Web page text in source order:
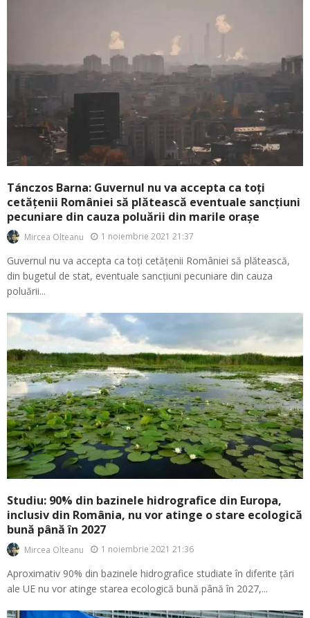
Tánczos Barna: Guvernul nu va accepta ca toți
cetățenii României să plătească eventuale sancțiuni
pecuniare din cauza poluării din marile orașe
Mircea Olteanu 1 noiembrie 2021 21:37
Guvernul nu va accepta ca toți cetățenii României să plătească,
din bugetul de stat, eventuale sancțiuni pecuniare din cauza
poluării...
Studiu: 90% din bazinele hidrografice din Europa,
inclusiv din România, nu vor atinge o stare ecologică
bună până în 2027
Mircea Olteanu 1 noiembrie 2021 21:36
Aproximativ 90% din bazinele hidrografice studiate în diferite țări
ale UE nu vor atinge starea ecologică bună până în 2027,...